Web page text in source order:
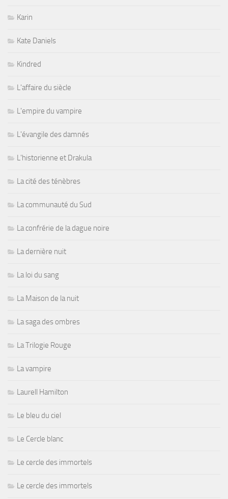
Karin
Kate Daniels
Kindred
L'affaire du siècle
L'empire du vampire
L'évangile des damnés
L'historienne et Drakula
La cité des ténèbres
La communauté du Sud
La confrérie de la dague noire
La dernière nuit
La loi du sang
La Maison de la nuit
La saga des ombres
La Trilogie Rouge
La vampire
Laurell Hamilton
Le bleu du ciel
Le Cercle blanc
Le cercle des immortels
Le cercle des immortels